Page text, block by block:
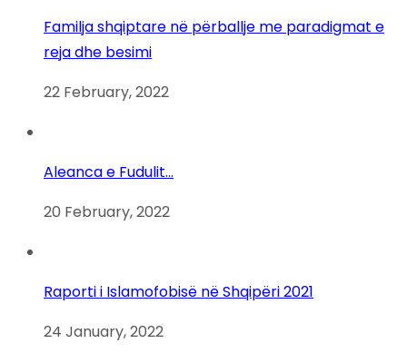
Familja shqiptare në përballje me paradigmat e
reja dhe besimi
22 February, 2022
Aleanca e Fudulit…
20 February, 2022
Raporti i Islamofobisë në Shqipëri 2021
24 January, 2022